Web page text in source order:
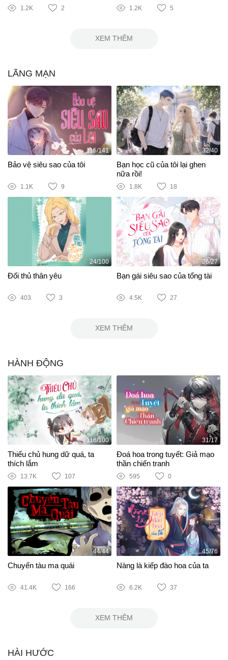
1.2K 2 1.2K 5
XEM THÊM
LÃNG MẠN
115/141
Bảo vệ siêu sao của tôi
1.1K 9
32/40
Bạn học cũ của tôi lại ghen
nữa rồi!
1.8K 18
24/100
Đối thủ thân yêu
403 3
26/27
Bạn gái siêu sao của tổng tài
4.5K 27
XEM THÊM
HÀNH ĐỘNG
116/100
Thiếu chủ hung dữ quá, ta
thích lắm
13.7K 107
31/17
Đoá hoa trong tuyết: Giả mạo
thần chiến tranh
595 0
44/44
Chuyến tàu ma quái
41.4K 166
45/76
Nàng là kiếp đào hoa của ta
6.2K 37
XEM THÊM
HÀI HƯỚC